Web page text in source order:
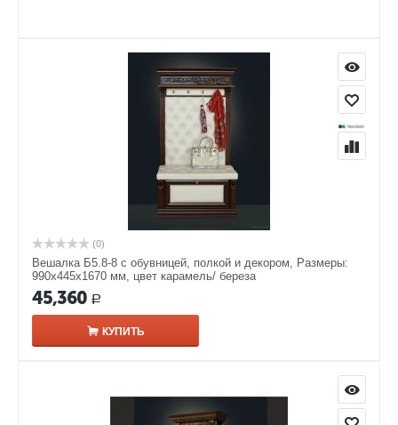
(0)
Вешалка Б5.8-8 с обувницей, полкой и декором, Размеры:
990х445х1670 мм, цвет карамель/ береза
45,360 Р
КУПИТЬ